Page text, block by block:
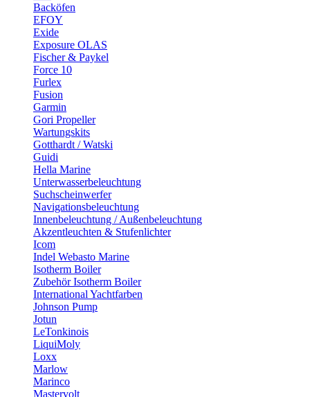
Backöfen
EFOY
Exide
Exposure OLAS
Fischer & Paykel
Force 10
Furlex
Fusion
Garmin
Gori Propeller
Wartungskits
Gotthardt / Watski
Guidi
Hella Marine
Unterwasserbeleuchtung
Suchscheinwerfer
Navigationsbeleuchtung
Innenbeleuchtung / Außenbeleuchtung
Akzentleuchten & Stufenlichter
Icom
Indel Webasto Marine
Isotherm Boiler
Zubehör Isotherm Boiler
International Yachtfarben
Johnson Pump
Jotun
LeTonkinois
LiquiMoly
Loxx
Marlow
Marinco
Mastervolt